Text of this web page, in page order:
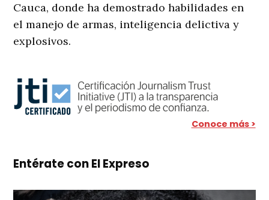
Cauca, donde ha demostrado habilidades en
el manejo de armas, inteligencia delictiva y
explosivos.
Conoce más >
Entérate con El Expreso